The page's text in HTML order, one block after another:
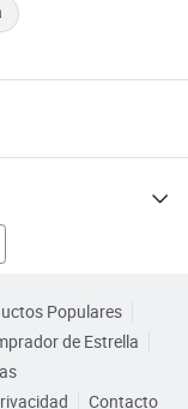
Fabricantes de máquina de filtración de agua mineral
Populares
de Estrella
Contacto